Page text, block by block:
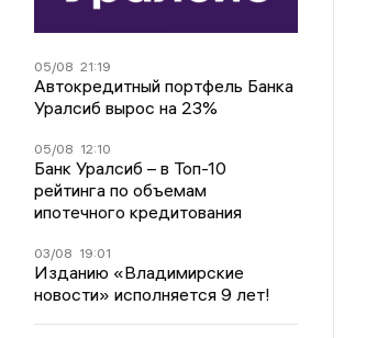
05/08 21:19
Автокредитный портфель Банка
Уралсиб вырос на 23%
05/08 12:10
Банк Уралсиб – в Топ-10
рейтинга по объемам
ипотечного кредитования
03/08 19:01
Изданию «Владимирские
новости» исполняется 9 лет!